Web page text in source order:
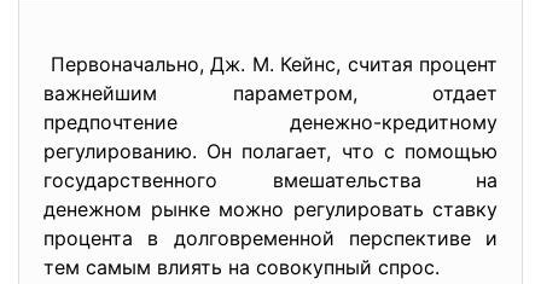
Первоначально, Дж. М. Кейнс, считая процент
важнейшим параметром, отдает
предпочтение денежно-кредитному
регулированию. Он полагает, что с помощью
государственного вмешательства на
денежном рынке можно регулировать ставку
процента в долговременной перспективе и
тем самым влиять на совокупный спрос.